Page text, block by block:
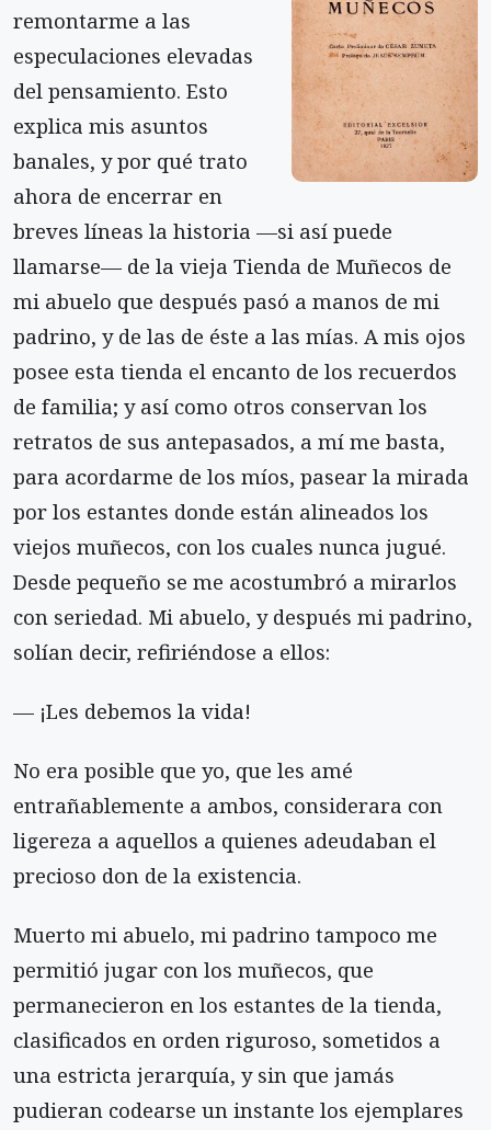
remontarme a las
especulaciones elevadas
del pensamiento. Esto
explica mis asuntos
banales, y por qué trato
ahora de encerrar en
breves líneas la historia —si así puede
llamarse— de la vieja Tienda de Muñecos de
mi abuelo que después pasó a manos de mi
padrino, y de las de éste a las mías. A mis ojos
posee esta tienda el encanto de los recuerdos
de familia; y así como otros conservan los
retratos de sus antepasados, a mí me basta,
para acordarme de los míos, pasear la mirada
por los estantes donde están alineados los
viejos muñecos, con los cuales nunca jugué.
Desde pequeño se me acostumbró a mirarlos
con seriedad. Mi abuelo, y después mi padrino,
solían decir, refiriéndose a ellos:
— ¡Les debemos la vida!
No era posible que yo, que les amé
entrañablemente a ambos, considerara con
ligereza a aquellos a quienes adeudaban el
precioso don de la existencia.
Muerto mi abuelo, mi padrino tampoco me
permitió jugar con los muñecos, que
permanecieron en los estantes de la tienda,
clasificados en orden riguroso, sometidos a
una estricta jerarquía, y sin que jamás
pudieran codearse un instante los ejemplares